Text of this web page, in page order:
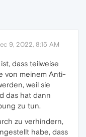
9, 2022, 8:15 AM
dass teilweise
von meinem Anti-
weil sie
das hat dann
zu tun.
zu verhindern,
habe, dass